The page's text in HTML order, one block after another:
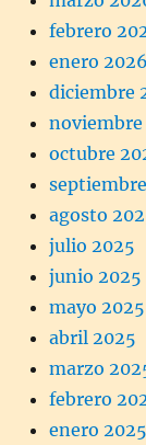
febrero
enero 2026
diciembre
noviembre
octubre
agosto
julio 2025
junio 2025
mayo 2025
abril 2025
marzo
febrero
enero 2025